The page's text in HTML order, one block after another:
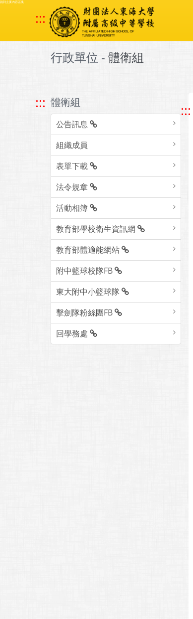
跳到主要內容區塊
:::
行政單位 - 體衛組
::: 體衛組
公告訊息
組織成員
表單下載
法令規章
活動相簿
教育部學校衛生資訊網
教育部體適能網站
附中籃球校隊FB
東大附中小籃球隊
擊劍隊粉絲團FB
回學務處
:::